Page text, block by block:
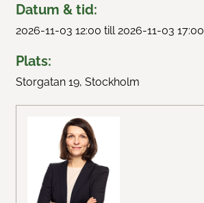
Swedtrain Internship Program
Swedtrain Tech&Future
Öppna styrelsemöten
Karriärvägar
Medlemmar
Datum & tid:
2026-11-03 12:00 till 2026-11-03 17:00
Plats:
Storgatan 19, Stockholm